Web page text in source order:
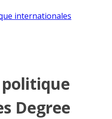
internationales
Degree